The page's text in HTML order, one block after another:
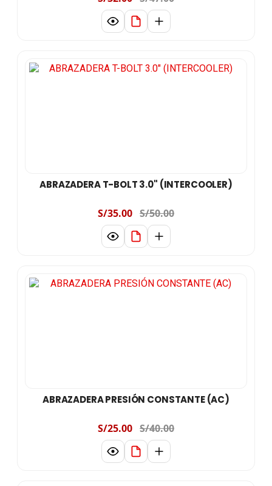
ABRAZADERA T-BOLT 3.0" (INTERCOOLER)
S/35.00 S/50.00
ABRAZADERA PRESIÓN CONSTANTE (AC)
S/25.00 S/40.00